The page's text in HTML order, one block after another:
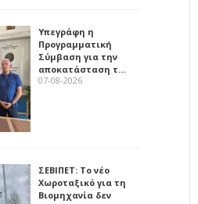
Υπεγράφη η
Προγραμματική
Σύμβαση για την
αποκατάσταση τ…
07-08-2026
ΣΕΒΙΠΕΤ: Το νέο
Χωροταξικό για τη
Βιομηχανία δεν